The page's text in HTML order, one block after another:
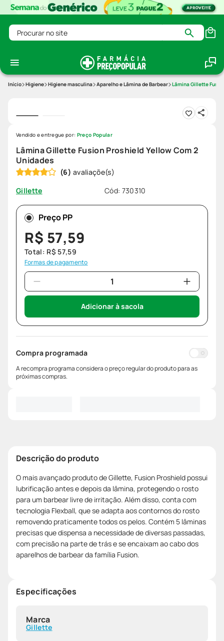
Procurar no site
Higiene Higiene masculina Aparelho e Lâmina de Barbear Lâmina Gillette
Lâmina Gillette Fusion Proshield Yellow Com 2
Unidades
(6)
Gillette
Cód: 730310
Vendido e entregue por: Preço Popular
Preço PP
R$ 57,59
Total: R$ 57,59
Formas de pagamento
Adicionar à sacola
Compra programada
A recompra programa considera o preço regular do produto para as
próximas compras.
Descrição do produto
O mais avançado produto de Gillette, Fusion Proshield possui
lubrificação antes e depois da lâmina, protegendo o rosto
para um barbear livre de irritação. Além disso, conta com
tecnologia Flexball, que se adapta aos contornos do rosto
removendo praticamente todos os pelos. Contém 5 lâminas
precisas que dispensa a necessidade de diversas passadas,
com precisão na parte de trás e se encaixam ao cabo dos
aparelhos de barbear da família Fusion.
Especificações
Marca
Gillette